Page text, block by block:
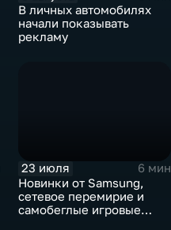
В личных автомобилях
начали показывать
рекламу
23 июля
6 мин
Новинки от Samsung,
сетевое перемирие и
самобеглые игровые